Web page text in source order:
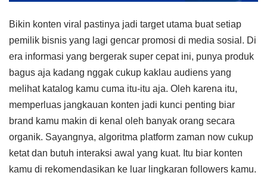
Bikin konten viral pastinya jadi target utama buat setiap
pemilik bisnis yang lagi gencar promosi di media sosial. Di
era informasi yang bergerak super cepat ini, punya produk
bagus aja kadang nggak cukup kaklau audiens yang
melihat katalog kamu cuma itu-itu aja. Oleh karena itu,
memperluas jangkauan konten jadi kunci penting biar
brand kamu makin di kenal oleh banyak orang secara
organik. Sayangnya, algoritma platform zaman now cukup
ketat dan butuh interaksi awal yang kuat. Itu biar konten
kamu di rekomendasikan ke luar lingkaran followers kamu.